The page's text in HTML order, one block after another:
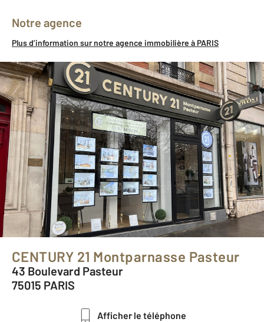
Notre agence
Plus d’information sur notre agence immobilière à PARIS
CENTURY 21 Montparnasse Pasteur
43 Boulevard Pasteur
75015 PARIS
Afficher le téléphone